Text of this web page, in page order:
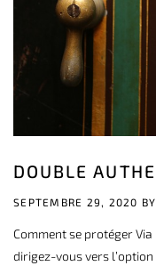
DOUBLE
SEPTEMBRE 29, 2020 BY
Comment se protéger
dirigez-vous vers